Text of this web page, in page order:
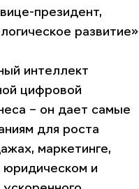
президент,
развитие»
интеллект
цифровой
– он дает самые
для роста
маркетинге,
и